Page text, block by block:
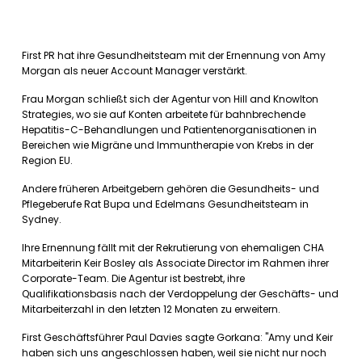
First PR hat ihre Gesundheitsteam mit der Ernennung von Amy
Morgan als neuer Account Manager verstärkt.
Frau Morgan schließt sich der Agentur von Hill and Knowlton
Strategies, wo sie auf Konten arbeitete für bahnbrechende
Hepatitis-C-Behandlungen und Patientenorganisationen in
Bereichen wie Migräne und Immuntherapie von Krebs in der
Region EU.
Andere früheren Arbeitgebern gehören die Gesundheits- und
Pflegeberufe Rat Bupa und Edelmans Gesundheitsteam in
Sydney.
Ihre Ernennung fällt mit der Rekrutierung von ehemaligen CHA
Mitarbeiterin Keir Bosley als Associate Director im Rahmen ihrer
Corporate-Team. Die Agentur ist bestrebt, ihre
Qualifikationsbasis nach der Verdoppelung der Geschäfts- und
Mitarbeiterzahl in den letzten 12 Monaten zu erweitern.
First Geschäftsführer Paul Davies sagte Gorkana: "Amy und Keir
haben sich uns angeschlossen haben, weil sie nicht nur noch